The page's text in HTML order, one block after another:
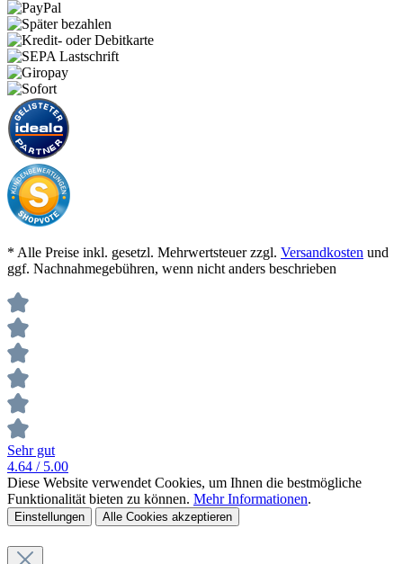
* Alle Preise inkl. gesetzl. Mehrwertsteuer zzgl. Versandkosten und
ggf. Nachnahmegebühren, wenn nicht anders beschrieben
Sehr gut
4.64 / 5.00
Diese Website verwendet Cookies, um Ihnen die bestmögliche
Funktionalität bieten zu können. Mehr Informationen.
Einstellungen Alle Cookies akzeptieren